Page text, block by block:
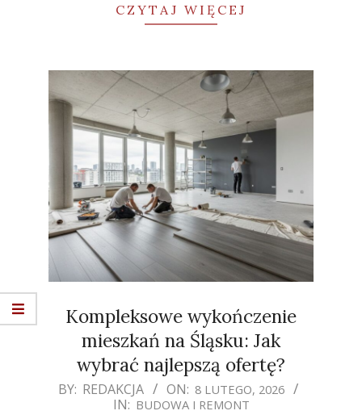
CZYTAJ WIĘCEJ
Kompleksowe wykończenie
mieszkań na Śląsku: Jak
wybrać najlepszą ofertę?
2026-
BY: REDAKCJA ON: 8 LUTEGO, 2026
IN: BUDOWA I REMONT